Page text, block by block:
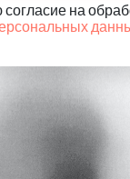
на